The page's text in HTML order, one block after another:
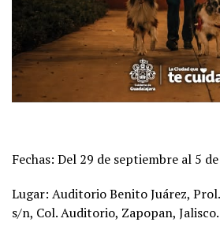
Fechas: Del 29 de septiembre al 5
Lugar: Auditorio Benito Juárez,
s/n, Col. Auditorio, Zapopan,